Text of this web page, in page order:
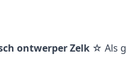
ontwerper Zelk ☆ Als